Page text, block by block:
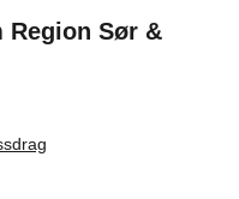
Region Sør &